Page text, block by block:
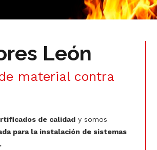
León
material contra
de calidad y somos
para la instalación de sistemas